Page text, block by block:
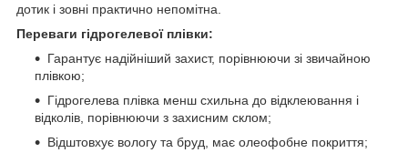
дотик і зовні практично непомітна.
Переваги гідрогелевої плівки:
Гарантує надійніший захист, порівнюючи зі звичайною
плівкою;
Гідрогелева плівка менш схильна до відклеювання і
відколів, порівнюючи з захисним склом;
Відштовхує вологу та бруд, має олеофобне покриття;